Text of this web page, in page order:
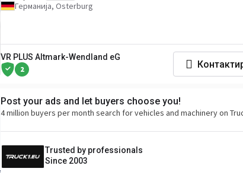
Германија, Osterburg
VR PLUS Altmark-Wendland eG
2
Post your ads and let buyers choose you!
4 million buyers per month search for vehicles and machinery on
Trusted by professionals
Since 2003